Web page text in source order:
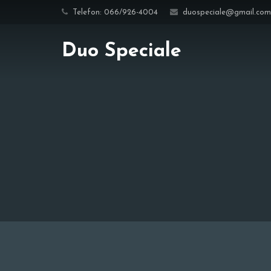
Telefon: 066/926-4004 duospeciale@gmail.com
Duo Speciale